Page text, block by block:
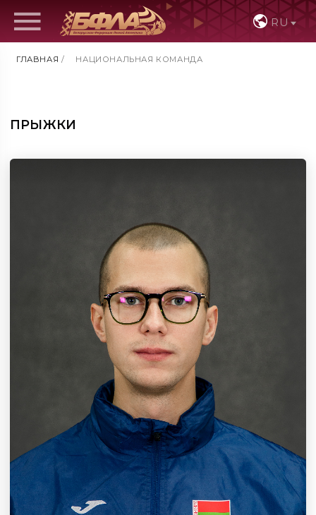
RU
ГЛАВНАЯ / НАЦИОНАЛЬНАЯ КОМАНДА
ПРЫЖКИ